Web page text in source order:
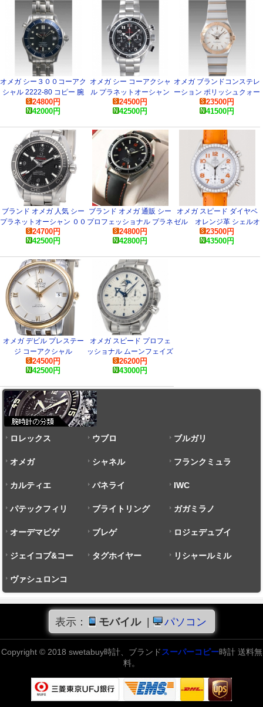
オメガ シー３００コーアク
シャル 2222-80 コピー 腕
時計
24800円
42000円
オメガ シー コーアクシャ
ル プラネットオーシャン
222.30.38.50.01.003 コピ
ー 腕時計
24500円
42500円
オメガ ブランドコンステレ
ーション ポリッシュクォー
ツ 123.20.27.60.05.003 ス
ーパーコピー 時計
23500円
41500円
ブランド オメガ 人気 シー
プラネットオーシャン ００
７ 232.30.42.21.01.004 時
計
24700円
42500円
ブランド オメガ 通販 シー
プロフェッショナル プラネ
ットオーシャン 2900-5182
コピー 腕時計
24800円
42800円
オメガ スピード ダイヤベ
ゼル オレンジ革 シェルオ
レンジアラビア
3835.78.38 コピー
23500円
43500円
オメガ デビル プレステー
ジ コーアクシャル
424.20.37.20.02.001 スー
パーコピー
24500円
42500円
オメガ スピード プロフェ
ッショナル ムーンフェイズ
3575-20 コピー 時計
26200円
43000円
ロレックス ウブロ ブルガリ
オメガ シャネル フランクミュラ
ー
カルティエ パネライ IWC
パテックフィリ
ップ
ブライトリング ガガミラノ
オーデマピゲ ブレゲ ロジェデュブイ
ジェイコブ&コー タグホイヤー リシャールミル
ヴァシュロンコ
ンスタンタン
表示： モバイル パソコン
Copyright © 2018 swetabuy時計、ブランド スーパーコピー時計 送料無
料。